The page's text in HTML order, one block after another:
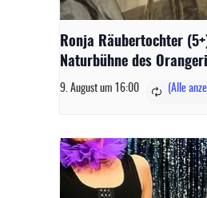
Ronja Räubertochter
Naturbühne des
9. August um 16:00